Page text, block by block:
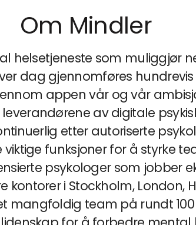
Om Mindler
helsetjeneste som muliggjør
dag gjennomføres
appen vår og vår
av digitale
etter autoriserte
funksjoner for å styrke
psykologer som jobber
kontorer i Stockholm, London,
mangfoldig team på rundt